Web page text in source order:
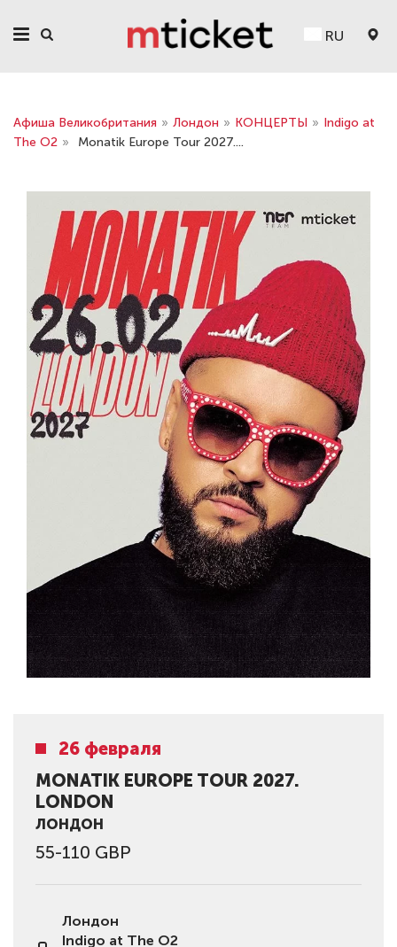
RU
Афиша Великобритания » Лондон » КОНЦЕРТЫ » Indigo at
The O2 » Monatik Europe Tour 2027....
26 февраля
MONATIK EUROPE TOUR 2027.
LONDON
ЛОНДОН
55-110 GBP
Лондон
Indigo at The O2